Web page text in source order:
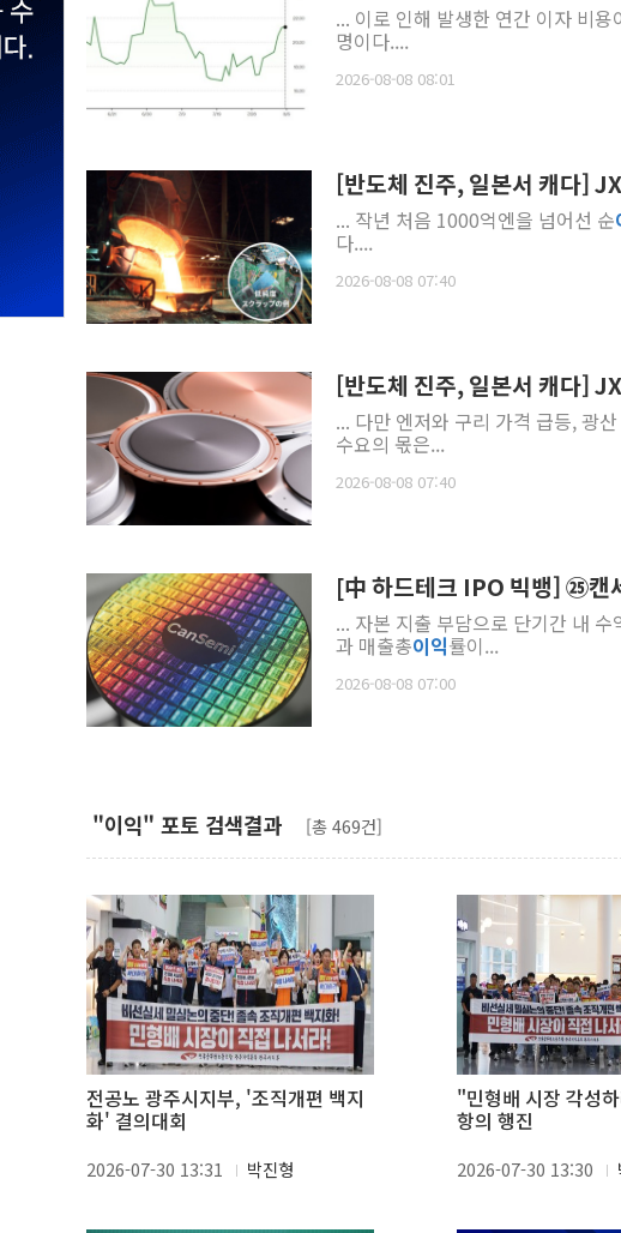
... 이로 인해 발생한 연간 이자 비용
명이다....
2026-08-08 08:01
[반도체 진주, 일본서 캐다]
... 작년 처음 1000억엔을 넘어선 순
다....
2026-08-08 07:40
[반도체 진주, 일본서 캐다]
... 다만 엔저와 구리 가격 급등, 광
수요의 몫은...
2026-08-08 07:40
[中 하드테크 IPO 빅뱅] ㉕캔
... 자본 지출 부담으로 단기간 내
과 매출총이익률이...
2026-08-08 07:00
"이익" 포토 검색결과 [총 469건]
전공노 광주시지부, '조직개편 백지
화' 결의대회
2026-07-30 13:31 박진형
"민형배 시장 각성
항의 행진
2026-07-30 13:30